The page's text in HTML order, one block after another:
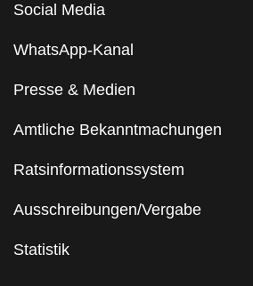
Social Media
WhatsApp-Kanal
Presse & Medien
Amtliche Bekanntmachungen
Ratsinformationssystem
Ausschreibungen/Vergabe
Statistik